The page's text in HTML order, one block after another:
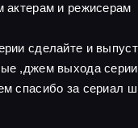
актерам и режисерам
сделайте и
,джем выхода
спасибо за сериал